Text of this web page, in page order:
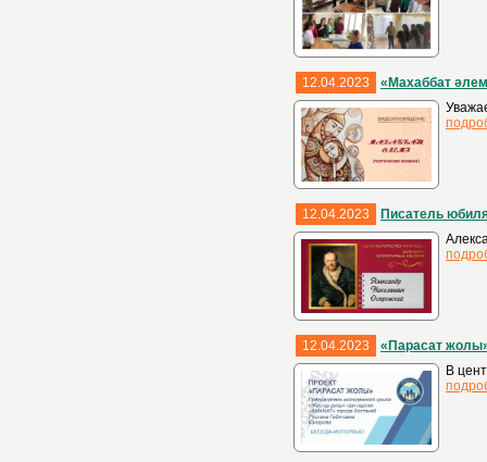
12.04.2023
«Махаббат
12.04.2023
Писатель
12.04.2023
«Парасат
В